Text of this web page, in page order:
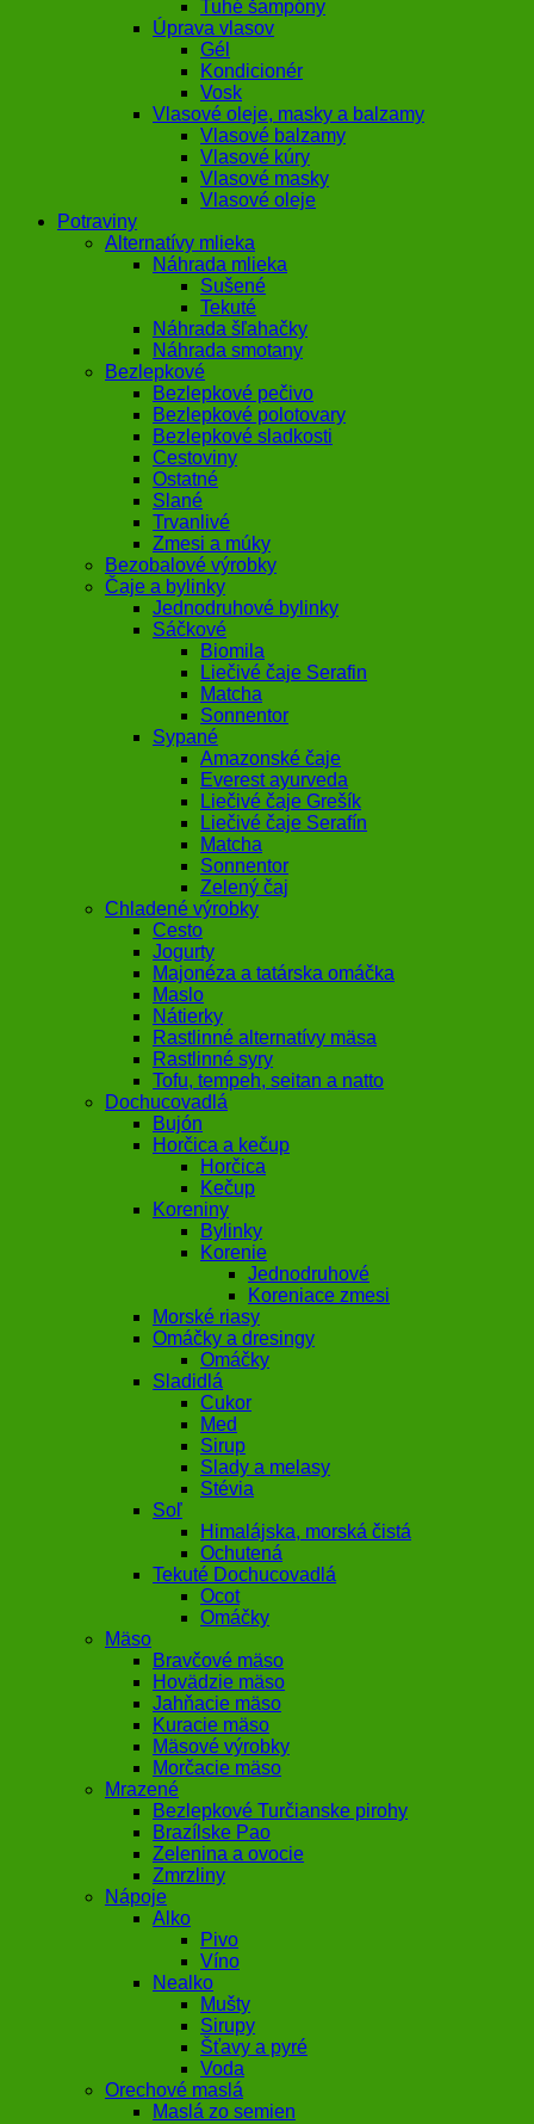
Tuhé šampóny
Úprava vlasov
Gél
Kondicionér
Vosk
Vlasové oleje, masky a balzamy
Vlasové balzamy
Vlasové kúry
Vlasové masky
Vlasové oleje
Potraviny
Alternatívy mlieka
Náhrada mlieka
Sušené
Tekuté
Náhrada šľahačky
Náhrada smotany
Bezlepkové
Bezlepkové pečivo
Bezlepkové polotovary
Bezlepkové sladkosti
Cestoviny
Ostatné
Slané
Trvanlivé
Zmesi a múky
Bezobalové výrobky
Čaje a bylinky
Jednodruhové bylinky
Sáčkové
Biomila
Liečivé čaje Serafin
Matcha
Sonnentor
Sypané
Amazonské čaje
Everest ayurveda
Liečivé čaje Grešík
Liečivé čaje Serafín
Matcha
Sonnentor
Zelený čaj
Chladené výrobky
Cesto
Jogurty
Majonéza a tatárska omáčka
Maslo
Nátierky
Rastlinné alternatívy mäsa
Rastlinné syry
Tofu, tempeh, seitan a natto
Dochucovadlá
Bujón
Horčica a kečup
Horčica
Kečup
Koreniny
Bylinky
Korenie
Jednodruhové
Koreniace zmesi
Morské riasy
Omáčky a dresingy
Omáčky
Sladidlá
Cukor
Med
Sirup
Slady a melasy
Stévia
Soľ
Himalájska, morská čistá
Ochutená
Tekuté Dochucovadlá
Ocot
Omáčky
Mäso
Bravčové mäso
Hovädzie mäso
Jahňacie mäso
Kuracie mäso
Mäsové výrobky
Morčacie mäso
Mrazené
Bezlepkové Turčianske pirohy
Brazílske Pao
Zelenina a ovocie
Zmrzliny
Nápoje
Alko
Pivo
Víno
Nealko
Mušty
Sirupy
Šťavy a pyré
Voda
Orechové maslá
Maslá zo semien